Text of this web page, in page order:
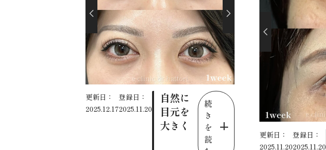
更新日：
2025.12.17
登録日：
2025.11.20
自然に
目元を
大きく
続
き
を
読
更新日：
2025.11.20
登録日：
2025.11.20